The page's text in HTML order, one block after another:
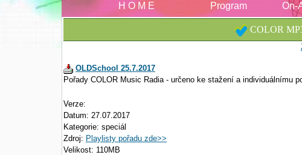
H O M E Program On-
COLOR
OLDSchool 25.7.2017
Pořady COLOR Music Radia - určeno ke stažení a individuálnímu
Verze:
Datum: 27.07.2017
Kategorie: speciál
Zdroj: Playlisty pořadu zde>>
Velikost: 110MB